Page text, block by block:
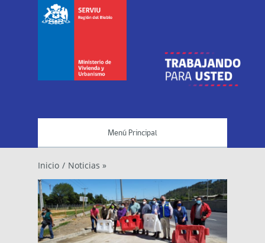
Menú Principal
Inicio / Noticias »